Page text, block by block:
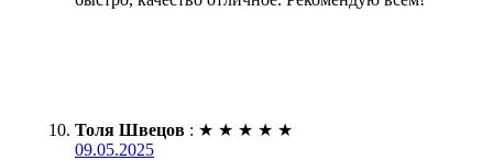
Толя Швецов : ★ ★ ★ ★ ★
09.05.2025